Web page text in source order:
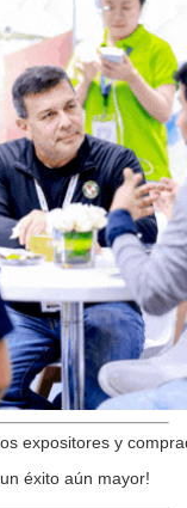
expositores y
éxito aún mayor!